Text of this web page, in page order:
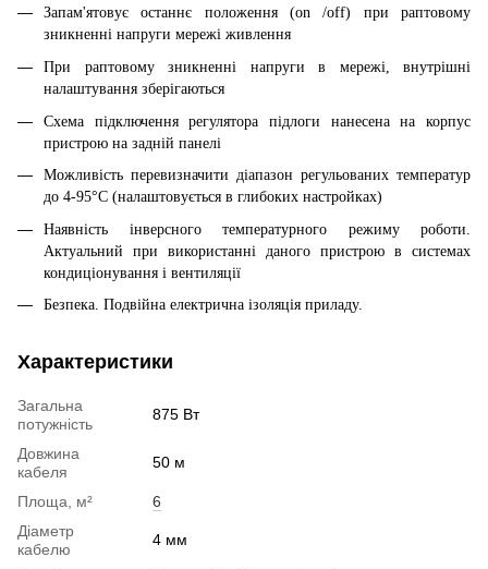
Запам'ятовує останнє положення (on /off) при раптовому
зникненні напруги мережі живлення
При раптовому зникненні напруги в мережі, внутрішні
налаштування зберігаються
Схема підключення регулятора підлоги нанесена на корпус
пристрою на задній панелі
Можливість перевизначити діапазон регульованих температур
до 4-95°С (налаштовується в глибоких настройках)
Наявність інверсного температурного режиму роботи.
Актуальний при використанні даного пристрою в системах
кондиціонування і вентиляції
Безпека. Подвійна електрична ізоляція приладу.
Характеристики
Загальна
потужність
875 Вт
Довжина
кабеля
50 м
Площа, м²
6
Діаметр
кабелю
4 мм